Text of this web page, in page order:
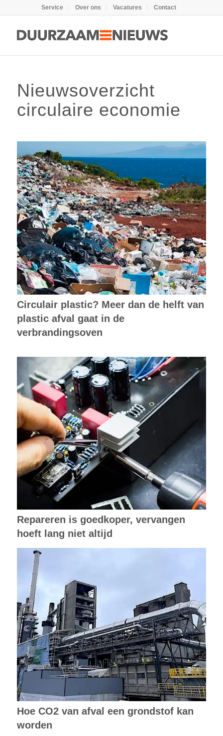
Service Over ons Vacatures Contact
Nieuwsoverzicht
circulaire economie
Circulair plastic? Meer dan de helft van
plastic afval gaat in de
verbrandingsoven
Repareren is goedkoper, vervangen
hoeft lang niet altijd
Hoe CO2 van afval een grondstof kan
worden